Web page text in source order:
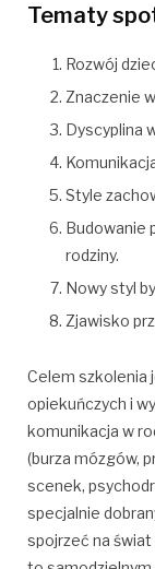
Tematy
Rozwój
Znaczenie
Dyscyplina
Style
Budowanie
rodziny.
Nowy styl
Zjawisko
Celem szkolenia
opiekuńczych i
komunikacja w
(burza mózgów,
scenek,
specjalnie
spojrzeć na